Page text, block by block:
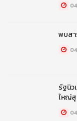
พบส
รัฐนิว
ใหญ่